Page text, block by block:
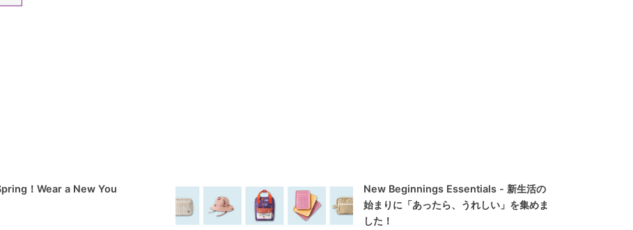
！Wear a New You
New Beginnings Essentials - 新生活の
始まりに「あったら、うれしい」を集めま
した！